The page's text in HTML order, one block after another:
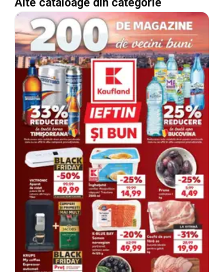
Alte cataloage din categorie